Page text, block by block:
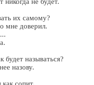
их самому?
мне доверил.
будет называться?
назову.
сопит.